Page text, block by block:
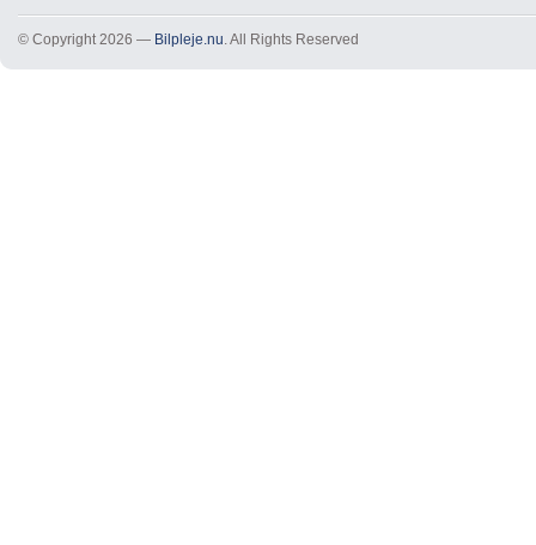
© Copyright 2026 — Bilpleje.nu. All Rights Reserved